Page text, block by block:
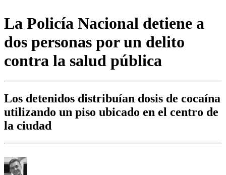
La Policía Nacional detiene a
dos personas por un delito
contra la salud pública
Los detenidos distribuían dosis de cocaína
utilizando un piso ubicado en el centro de
la ciudad